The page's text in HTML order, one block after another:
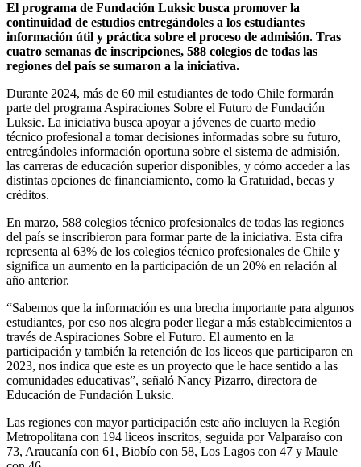
El programa de Fundación Luksic busca promover la
continuidad de estudios entregándoles a los estudiantes
información útil y práctica sobre el proceso de admisión. Tras
cuatro semanas de inscripciones, 588 colegios de todas las
regiones del país se sumaron a la iniciativa.
Durante 2024, más de 60 mil estudiantes de todo Chile formarán
parte del programa Aspiraciones Sobre el Futuro de Fundación
Luksic. La iniciativa busca apoyar a jóvenes de cuarto medio
técnico profesional a tomar decisiones informadas sobre su futuro,
entregándoles información oportuna sobre el sistema de admisión,
las carreras de educación superior disponibles, y cómo acceder a las
distintas opciones de financiamiento, como la Gratuidad, becas y
créditos.
En marzo, 588 colegios técnico profesionales de todas las regiones
del país se inscribieron para formar parte de la iniciativa. Esta cifra
representa al 63% de los colegios técnico profesionales de Chile y
significa un aumento en la participación de un 20% en relación al
año anterior.
“Sabemos que la información es una brecha importante para algunos
estudiantes, por eso nos alegra poder llegar a más establecimientos a
través de Aspiraciones Sobre el Futuro. El aumento en la
participación y también la retención de los liceos que participaron en
2023, nos indica que este es un proyecto que le hace sentido a las
comunidades educativas”, señaló Nancy Pizarro, directora de
Educación de Fundación Luksic.
Las regiones con mayor participación este año incluyen la Región
Metropolitana con 194 liceos inscritos, seguida por Valparaíso con
73, Araucanía con 61, Biobío con 58, Los Lagos con 47 y Maule